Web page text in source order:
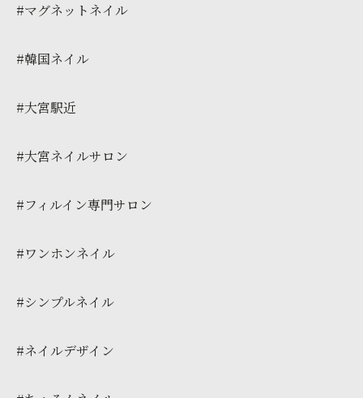
#マグネットネイル
#韓国ネイル
#大宮駅近
#大宮ネイルサロン
#フィルイン専門サロン
#ワンホンネイル
#シンプルネイル
#ネイルデザイン